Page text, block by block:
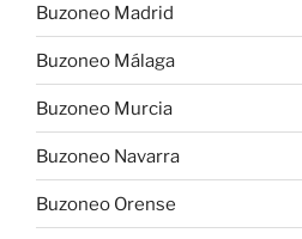
Buzoneo Madrid
Buzoneo Málaga
Buzoneo Murcia
Buzoneo Navarra
Buzoneo Orense